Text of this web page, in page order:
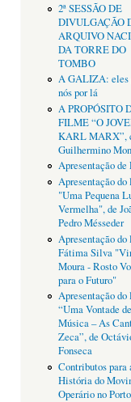
2ª SESSÃO DE
DIVULGAÇÃO
ARQUIVO
DA TORRE DO
TOMBO
A GALIZA: eles
nós por lá
A PROPÓSITO
FILME “O
KARL MARX”,
Guilhermino
Apresentação
Apresentação
"Uma Pequena
Vermelha", de
Pedro Mésseder
Apresentação do
Fátima Silva
Moura - Rosto
para o Futuro"
Apresentação
“Uma Vontade de
Música – As
Zeca”, de
Fonseca
Contributos para
História do
Operário no Porto